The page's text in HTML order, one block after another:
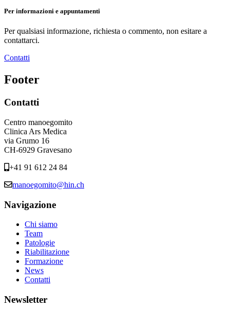
Per informazioni e appuntamenti
Per qualsiasi informazione, richiesta o commento, non esitare a
contattarci.
Contatti
Footer
Contatti
Centro manoegomito
Clinica Ars Medica
via Grumo 16
CH-6929 Gravesano
+41 91 612 24 84
manoegomito@hin.ch
Navigazione
Chi siamo
Team
Patologie
Riabilitazione
Formazione
News
Contatti
Newsletter